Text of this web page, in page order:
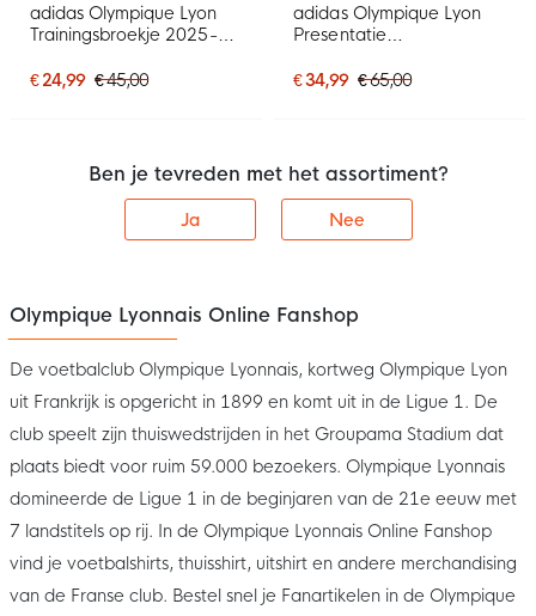
adidas Olympique Lyon
Trainingsbroekje 2025-
Rood Blauw
€ 24,99 € 45,00
adidas Olympique Lyon
Presentatie
2026 Donkergrijs Goud
€ 34,99 € 65,00
Ben je tevreden met het assortiment?
Ja Nee
Olympique Lyonnais Online Fanshop
De voetbalclub Olympique Lyonnais, kortweg Olympique Lyon
uit Frankrijk is opgericht in 1899 en komt uit in de Ligue 1. De
club speelt zijn thuiswedstrijden in het Groupama Stadium dat
plaats biedt voor ruim 59.000 bezoekers. Olympique Lyonnais
domineerde de Ligue 1 in de beginjaren van de 21e eeuw met
7 landstitels op rij. In de Olympique Lyonnais Online Fanshop
vind je voetbalshirts, thuisshirt, uitshirt en andere merchandising
van de Franse club. Bestel snel je Fanartikelen in de Olympique